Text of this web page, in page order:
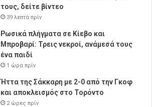
τους, δείτε βίντεο
39 λεπτά πρίν
Ρωσικά πλήγματα σε Κίεβο και
Μπροβαρί: Τρεις νεκροί, ανάμεσά τους
ένα παιδί
1 ώρα πρίν
Ήττα της Σάκκαρη με 2-0 από την Γκοφ
και αποκλεισμός στο Τορόντο
2 ώρες πρίν